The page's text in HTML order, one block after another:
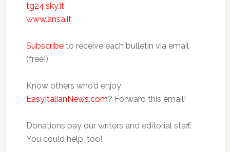
tg24.sky.it
www.ansa.it
Subscribeto receive each bulletin via email
(free!)
Know others who’d enjoy
EasyItalianNews.com? Forward this email!
Donations pay our writers and editorial staff.
You could help, too!